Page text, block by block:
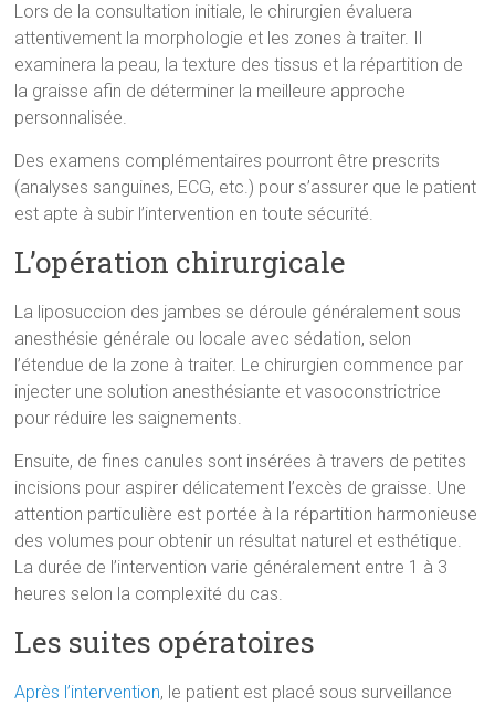
Lors de la consultation initiale, le chirurgien évaluera
attentivement la morphologie et les zones à traiter. Il
examinera la peau, la texture des tissus et la répartition de
la graisse afin de déterminer la meilleure approche
personnalisée.
Des examens complémentaires pourront être prescrits
(analyses sanguines, ECG, etc.) pour s’assurer que le patient
est apte à subir l’intervention en toute sécurité.
L’opération chirurgicale
La liposuccion des jambes se déroule généralement sous
anesthésie générale ou locale avec sédation, selon
l’étendue de la zone à traiter. Le chirurgien commence par
injecter une solution anesthésiante et vasoconstrictrice
pour réduire les saignements.
Ensuite, de fines canules sont insérées à travers de petites
incisions pour aspirer délicatement l’excès de graisse. Une
attention particulière est portée à la répartition harmonieuse
des volumes pour obtenir un résultat naturel et esthétique.
La durée de l’intervention varie généralement entre 1 à 3
heures selon la complexité du cas.
Les suites opératoires
Après l’intervention, le patient est placé sous surveillance